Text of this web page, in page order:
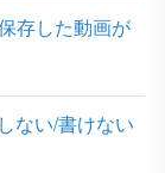
t存した動画が
ない/書けない